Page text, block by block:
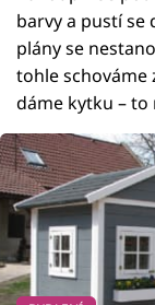
barvy a pustí se
plány se
tohle schováme
dáme kytku – to